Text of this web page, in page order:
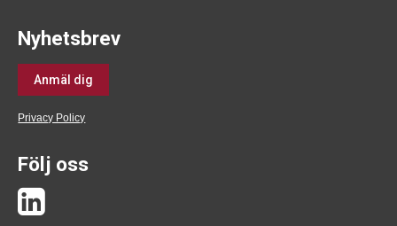
Nyhetsbrev
Anmäl dig
Privacy Policy
Följ oss